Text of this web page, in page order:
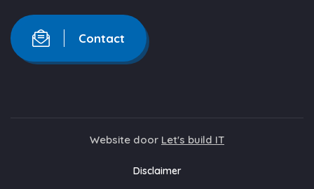
Contact
Website door Let's build IT
Disclaimer